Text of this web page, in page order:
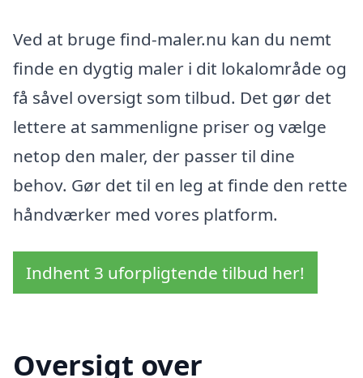
Ved at bruge find-maler.nu kan du nemt
finde en dygtig maler i dit lokalområde og
få såvel oversigt som tilbud. Det gør det
lettere at sammenligne priser og vælge
netop den maler, der passer til dine
behov. Gør det til en leg at finde den rette
håndværker med vores platform.
Indhent 3 uforpligtende tilbud her!
Oversigt over